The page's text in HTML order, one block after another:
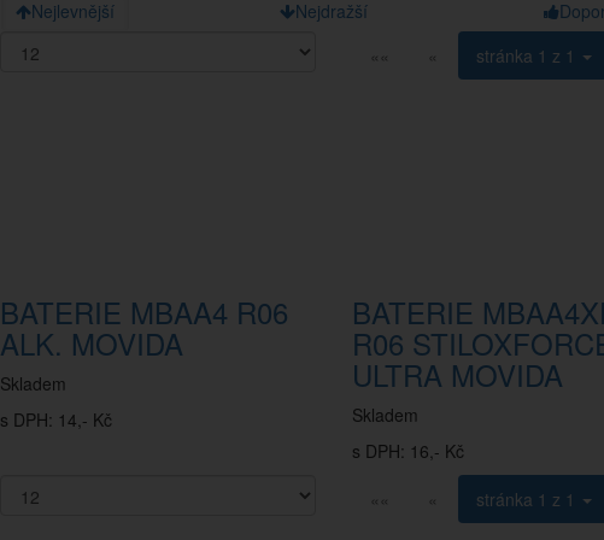
Nejlevnější Nejdražší
««
« stránka 1 z 1
BATERIE MBAA4 R06
ALK. MOVIDA
Skladem
s DPH: 14,- Kč
BATERIE
R06
ULTRA MOVIDA
Skladem
s DPH: 16,- Kč
««
« stránka 1 z 1